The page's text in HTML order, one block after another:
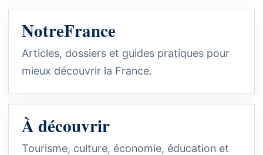
NotreFrance
Articles, dossiers et guides pratiques pour
mieux découvrir la France.
À découvrir
Tourisme, culture, économie, éducation et